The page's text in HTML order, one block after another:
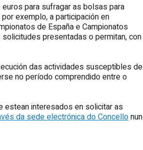
para sufragar as bolsas para
exemplo, a participación en
de España e Campionatos
presentadas o permitan, con
das actividades susceptibles de
no período comprendido entre o
interesados en solicitar as
da sede electrónica do Concellonun